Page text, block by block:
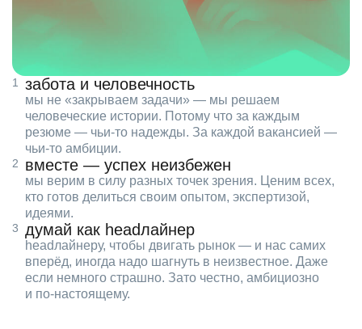
забота и человечность
мы не «закрываем задачи» — мы решаем
человеческие истории. Потому что за каждым
резюме — чьи‑то надежды. За каждой вакансией —
чьи‑то амбиции.
вместе — успех неизбежен
мы верим в силу разных точек зрения. Ценим всех,
кто готов делиться своим опытом, экспертизой,
идеями.
думай как headлайнер
headлайнеру, чтобы двигать рынок — и нас самих
вперёд, иногда надо шагнуть в неизвестное. Даже
если немного страшно. Зато честно, амбициозно
и по‑настоящему.